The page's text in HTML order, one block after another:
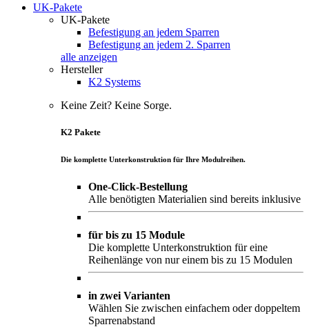
UK-Pakete
UK-Pakete
Befestigung an jedem Sparren
Befestigung an jedem 2. Sparren
alle anzeigen
Hersteller
K2 Systems
Keine Zeit? Keine Sorge.
K2 Pakete
Die komplette Unterkonstruktion für Ihre Modulreihen.
One-Click-Bestellung
Alle benötigten Materialien sind bereits inklusive
für bis zu 15 Module
Die komplette Unterkonstruktion für eine
Reihenlänge von nur einem bis zu 15 Modulen
in zwei Varianten
Wählen Sie zwischen einfachem oder doppeltem
Sparrenabstand